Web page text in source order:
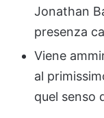
Jonathan
presenza
Viene
al
quel senso